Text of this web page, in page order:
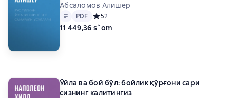
Абсаломов Алишер
Matn PDF
PDF Средний рейтинг 5 на основе 2 оценок
52
11 449,36 s`om
Ўйла ва бой бўл: бойлик қўрғони сари
сизнинг калитингиз